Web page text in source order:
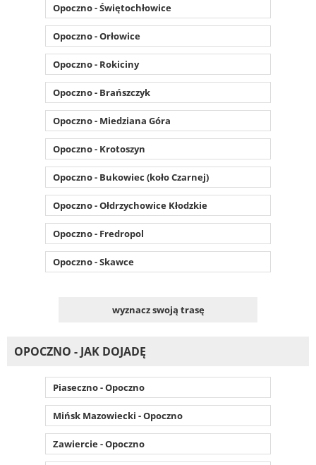
Opoczno - Świętochłowice
Opoczno - Orłowice
Opoczno - Rokiciny
Opoczno - Brańszczyk
Opoczno - Miedziana Góra
Opoczno - Krotoszyn
Opoczno - Bukowiec (koło Czarnej)
Opoczno - Ołdrzychowice Kłodzkie
Opoczno - Fredropol
Opoczno - Skawce
wyznacz swoją trasę
OPOCZNO - JAK DOJADĘ
Piaseczno - Opoczno
Mińsk Mazowiecki - Opoczno
Zawiercie - Opoczno